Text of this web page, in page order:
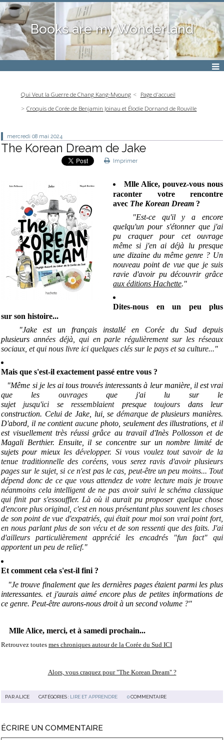
Books are my Wonderland
Qui Veut la Guerre de Chang Kang-Myoung
Page d'accueil
Croquis de Corée de Benjamin Joinau et Élodie Dornand de Rouville
mercredi 08 mai 2024
The Korean Dream de Jake
Imprimer
Mlle Alice, pouvez-vous nous
raconter votre rencontre
avec The Korean Dream ?
"Est-ce qu'il y a encore
quelqu'un pour s'étonner que j'ai
pu craquer pour cet ouvrage
même si j'en ai déjà lu presque
une dizaine du même genre ? Un
nouveau point de vue que je suis
ravie d'avoir pu découvrir grâce
aux éditions Hachette."
Dites-nous en un peu plus
sur son histoire...
"Jake est un français installé en Corée du Sud depuis
plusieurs années déjà, qui en parle régulièrement sur les réseaux
sociaux, et qui nous livre ici quelques clés sur le pays et sa culture..."
Mais que s'est-il exactement passé entre vous ?
"Même si je les ai tous trouvés interessants à leur manière, il est vrai
que les ouvragesque j'ai lu sur le
sujet jusqu'ici seressemblaientpresquetoujours dans leur
construction. Celui de Jake, lui, se démarque de plusieurs manières.
D'abord, il ne contientaucune photo, seulement des illustrations, et il
est visuellement très réussi grâce au travail d'Inès Pollosson et de
Magali Berthier. Ensuite, il se concentre sur un nombre limité de
sujets pour mieux les développer. Si vous voulez tout savoir de la
tenue traditionnelle des coréens, vous serez ravis d'avoir plusieurs
pages sur le sujet, si ce n'est pas le cas, peut-être un peu moins... Tout
dépend donc de ce que vous attendez de votre lecture mais je trouve
néanmoins cela intelligent de ne pas avoir suivi le schéma classique
qui finit par s'essouffler. Là où il aurait pu proposer quelque chose
d'encore plus original, c'est en nous présentant plus souvent les choses
de son point de vue d'expatriés, qui était pour moi son vrai point fort,
en nous parlant plus de son vécu et de son ressenti que des faits. J'ai
d'ailleurs particulièrement apprécié les encadrés "fun fact" qui
apportent un peu de relief."
Et comment cela s'est-il fini ?
"Je trouve finalement que les dernières pages étaient parmi les plus
interessantes. et j'aurais aimé encore plus de petites informations de
ce genre. Peut-être aurons-nous droit à un second volume ?"
Mlle Alice, merci, et à samedi prochain...
Retrouvez toutes mes chroniques autour de la Corée du Sud ICI
Alors, vous craquez pour "The Korean Dream" ?
PARALICE CATÉGORIES : LIRE ET APPRENDRE 0 COMMENTAIRE
ÉCRIRE UN COMMENTAIRE